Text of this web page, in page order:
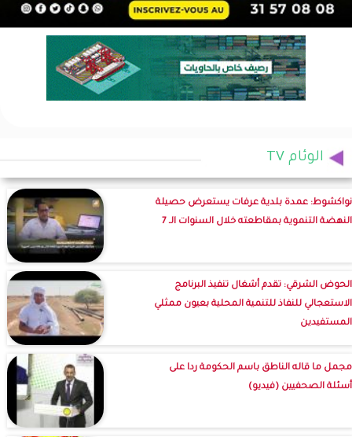
الوئام TV
نواكشوط: عمدة بلدية عرفات يستعرض حصيلة
النهضة التنموية بمقاطعته خلال السنوات الـ 7
الحوض الشرقي: تقدم أشغال تنفيذ البرنامج
الاستعجالي للنفاذ للتنمية المحلية بعيون ممثلي
المستفيدين
مجمل ما قاله الناطق باسم الحكومة ردا على
أسئلة الصحفيين (فيديو)